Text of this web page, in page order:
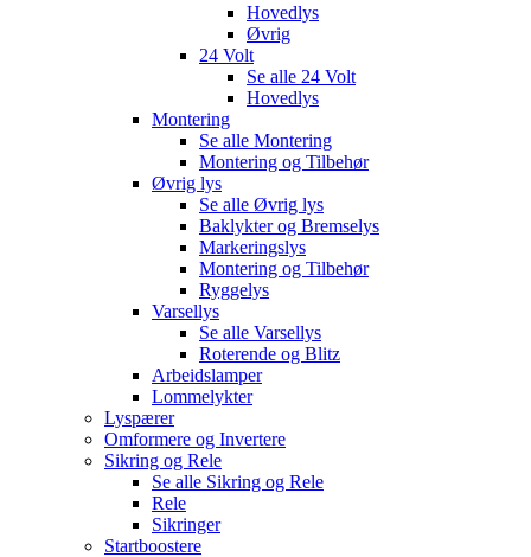
Hovedlys
Øvrig
24 Volt
Se alle 24 Volt
Hovedlys
Montering
Se alle Montering
Montering og Tilbehør
Øvrig lys
Se alle Øvrig lys
Baklykter og Bremselys
Markeringslys
Montering og Tilbehør
Ryggelys
Varsellys
Se alle Varsellys
Roterende og Blitz
Arbeidslamper
Lommelykter
Lyspærer
Omformere og Invertere
Sikring og Rele
Se alle Sikring og Rele
Rele
Sikringer
Startboostere